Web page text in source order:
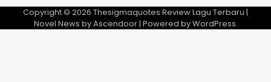
Copyright © 2026 Thesigmaquotes Review Lagu Terbaru |
Novel News byAscendoor| Powered byWordPress.